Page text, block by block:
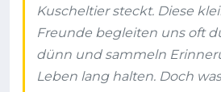
Kuscheltier steckt. Diese
Freunde begleiten uns oft
dünn und sammeln
Leben lang halten. Doch